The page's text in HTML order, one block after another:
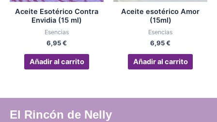
Aceite Esotérico Contra
Envidia (15 ml)
Esencias
6,95€
Añadir al carrito
Aceite esotérico Amor
(15ml)
Esencias
6,95€
Añadir al carrito
El Rincón de Nelly